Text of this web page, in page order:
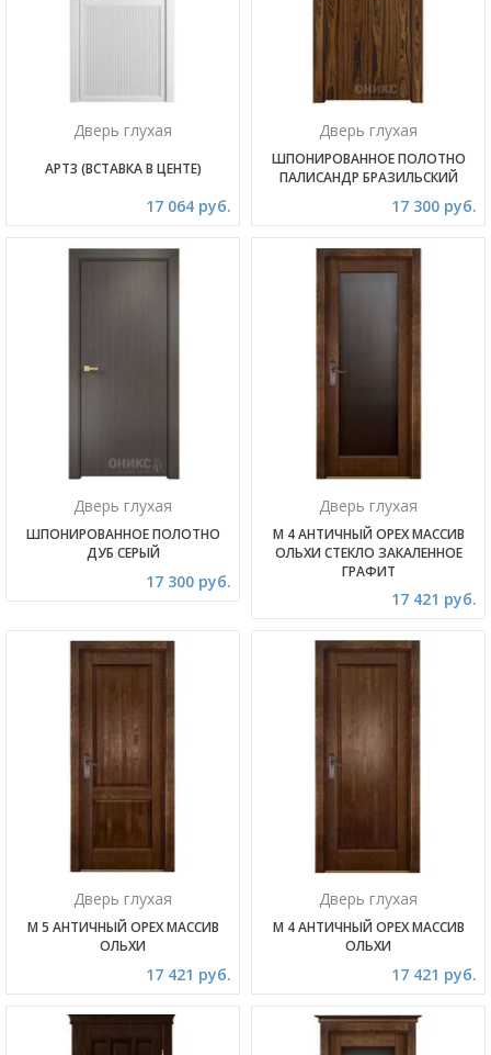
Дверь глухая
АРТ3 (ВСТАВКА В ЦЕНТЕ)
17 064 руб.
Дверь глухая
ШПОНИРОВАННОЕ ПОЛОТНО
ПАЛИСАНДР БРАЗИЛЬСКИЙ
17 300 руб.
Дверь глухая
ШПОНИРОВАННОЕ ПОЛОТНО
ДУБ СЕРЫЙ
17 300 руб.
Дверь глухая
М 4 АНТИЧНЫЙ ОРЕХ МАССИВ
ОЛЬХИ СТЕКЛО ЗАКАЛЕННОЕ
ГРАФИТ
17 421 руб.
Дверь глухая
М 5 АНТИЧНЫЙ ОРЕХ МАССИВ
ОЛЬХИ
17 421 руб.
Дверь глухая
М 4 АНТИЧНЫЙ ОРЕХ МАССИВ
ОЛЬХИ
17 421 руб.